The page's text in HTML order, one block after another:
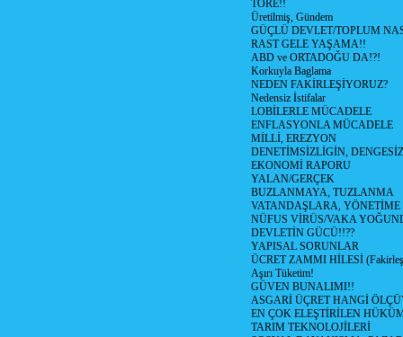
TÖRE!!
Üretilmiş, Gündem
GÜÇLÜ DEVLET/TOPLUM
RAST GELE YAŞAMA!!
ABD ve ORTADOĞU DA!?!
Korkuyla Baglama
NEDEN FAKİRLEŞİYORUZ?
Nedensiz İstifalar
LOBİLERLE MÜCADELE
ENFLASYONLA MÜCADELE
MİLLİ, EREZYON
DENETİMSİZLİGİN,
EKONOMİ RAPORU
YALAN/GERÇEK
BUZLANMAYA, TUZLANMA
VATANDAŞLARA,
NÜFUS VİRÜS/VAKA
DEVLETİN GÜCÜ!!??
YAPISAL SORUNLAR
ÜCRET ZAMMI HİLESİ
Aşırı Tüketim!
GÜVEN BUNALIMI!!
ASGARİ ÜÇRET HANGİ
EN ÇOK ELEŞTİRİLEN
TARIM TEKNOLOJİLERİ